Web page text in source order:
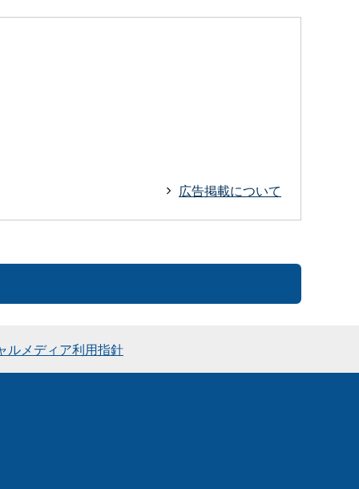
広告掲載について
ルメディア利用指針